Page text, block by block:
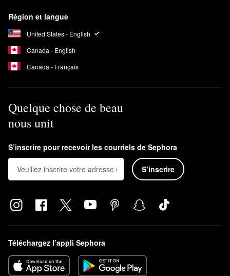
Région et langue
United States - English
Canada - English
Canada - Français
Quelque chose de beau
nous unit
S’inscrire pour recevoir les courriels de Sephora
S’inscrire
Téléchargez l’appli Sephora